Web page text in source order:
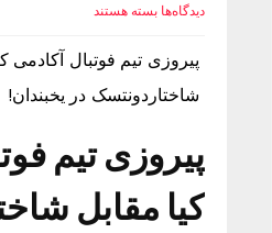
دیدگاه‌هابسته هستند
پیروزی تیم فوتبال آکادمی
شاختاردونتسک در یخبندان!
پیروزی تیم
کیا مقابل